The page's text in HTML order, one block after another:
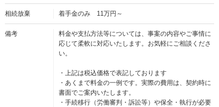
相続放棄 着手金のみ 11万円～
備考
料金や支払方法等については、事案の内容やご事情に
応じて柔軟に対応いたします。お気軽にご相談くださ
い。
・上記は税込価格で表記しております
・あくまで料金の一例です。実際の費用は、契約時に
書面でご案内いたします。
・手続移行（労働審判・訴訟等）や保全・執行が必要